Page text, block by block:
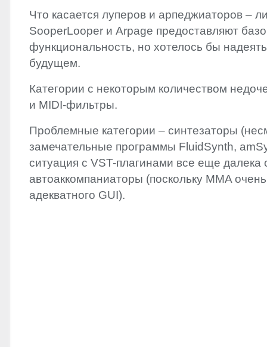
Что касается луперов и арпеджиаторов –
SooperLooper и Arpage предоставляют
функциональность, но хотелось бы
будущем.
Категории с некоторым количеством
и MIDI-фильтры.
Проблемные категории – синтезаторы
замечательные программы FluidSynth,
ситуация c VST-плагинами все еще далека
автоаккомпаниаторы (поскольку MMA
адекватного GUI).